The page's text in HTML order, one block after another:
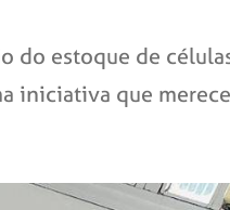
do estoque de
iniciativa que